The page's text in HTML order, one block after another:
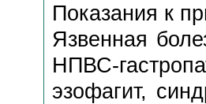
Показания к
Язвенная
НПВС-
эзофагит,